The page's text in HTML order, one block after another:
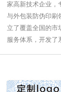
家高新技术企业，
与外包装防伪印刷
立了覆盖全国的市
服务体系，开发了
产品，以难仿制
本的技术，经受